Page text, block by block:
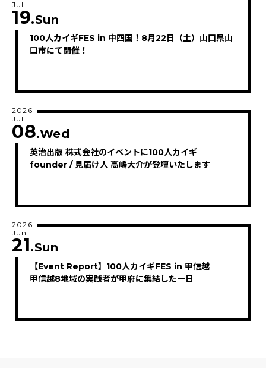
100人カイギFES in 中四国！8月22日（土）山口県山
口市にて開催！
Jul
19.Sun
英治出版 株式会社のイベントに100人カイギ
founder / 見届け人 高嶋大介が登壇いたします
2026
Jul
08.Wed
【Event Report】100人カイギFES in 甲信越 ──
甲信越8地域の実践者が甲府に集結した一日
2026
Jun
21.Sun